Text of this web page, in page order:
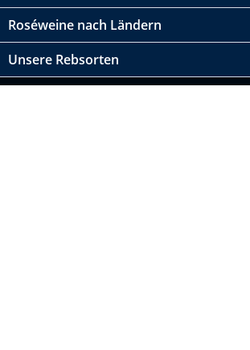
Roséweine nach Ländern
Unsere Rebsorten